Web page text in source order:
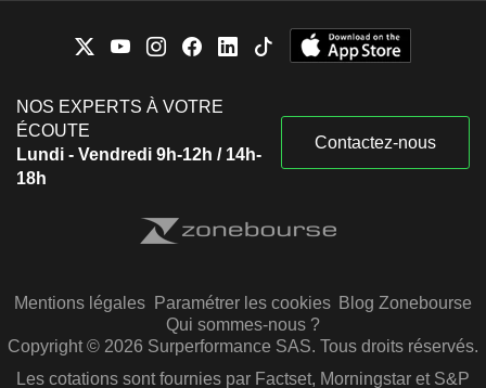
NOS EXPERTS À VOTRE
ÉCOUTE
Lundi - Vendredi 9h-12h / 14h-
18h
Contactez-nous
Mentions légales Paramétrer les cookies Blog Zonebourse
Qui sommes-nous ?
Copyright © 2026 Surperformance SAS. Tous droits réservés.
Les cotations sont fournies par Factset, Morningstar et S&P